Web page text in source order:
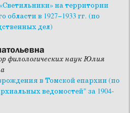
на территории
в 1927−1933 гг. (по
дел)
филологических наук Юлия
в Томской епархии (по
ведомостей" за 1904-